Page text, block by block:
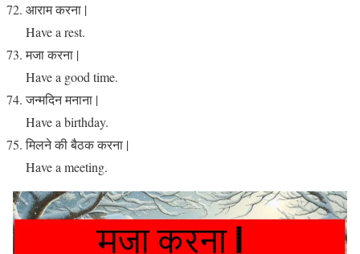
आराम करना |
Have a rest.
मजा करना |
Have a good time.
जन्मदिन मनाना |
Have a birthday.
मिलने की बैठक करना |
Have a meeting.